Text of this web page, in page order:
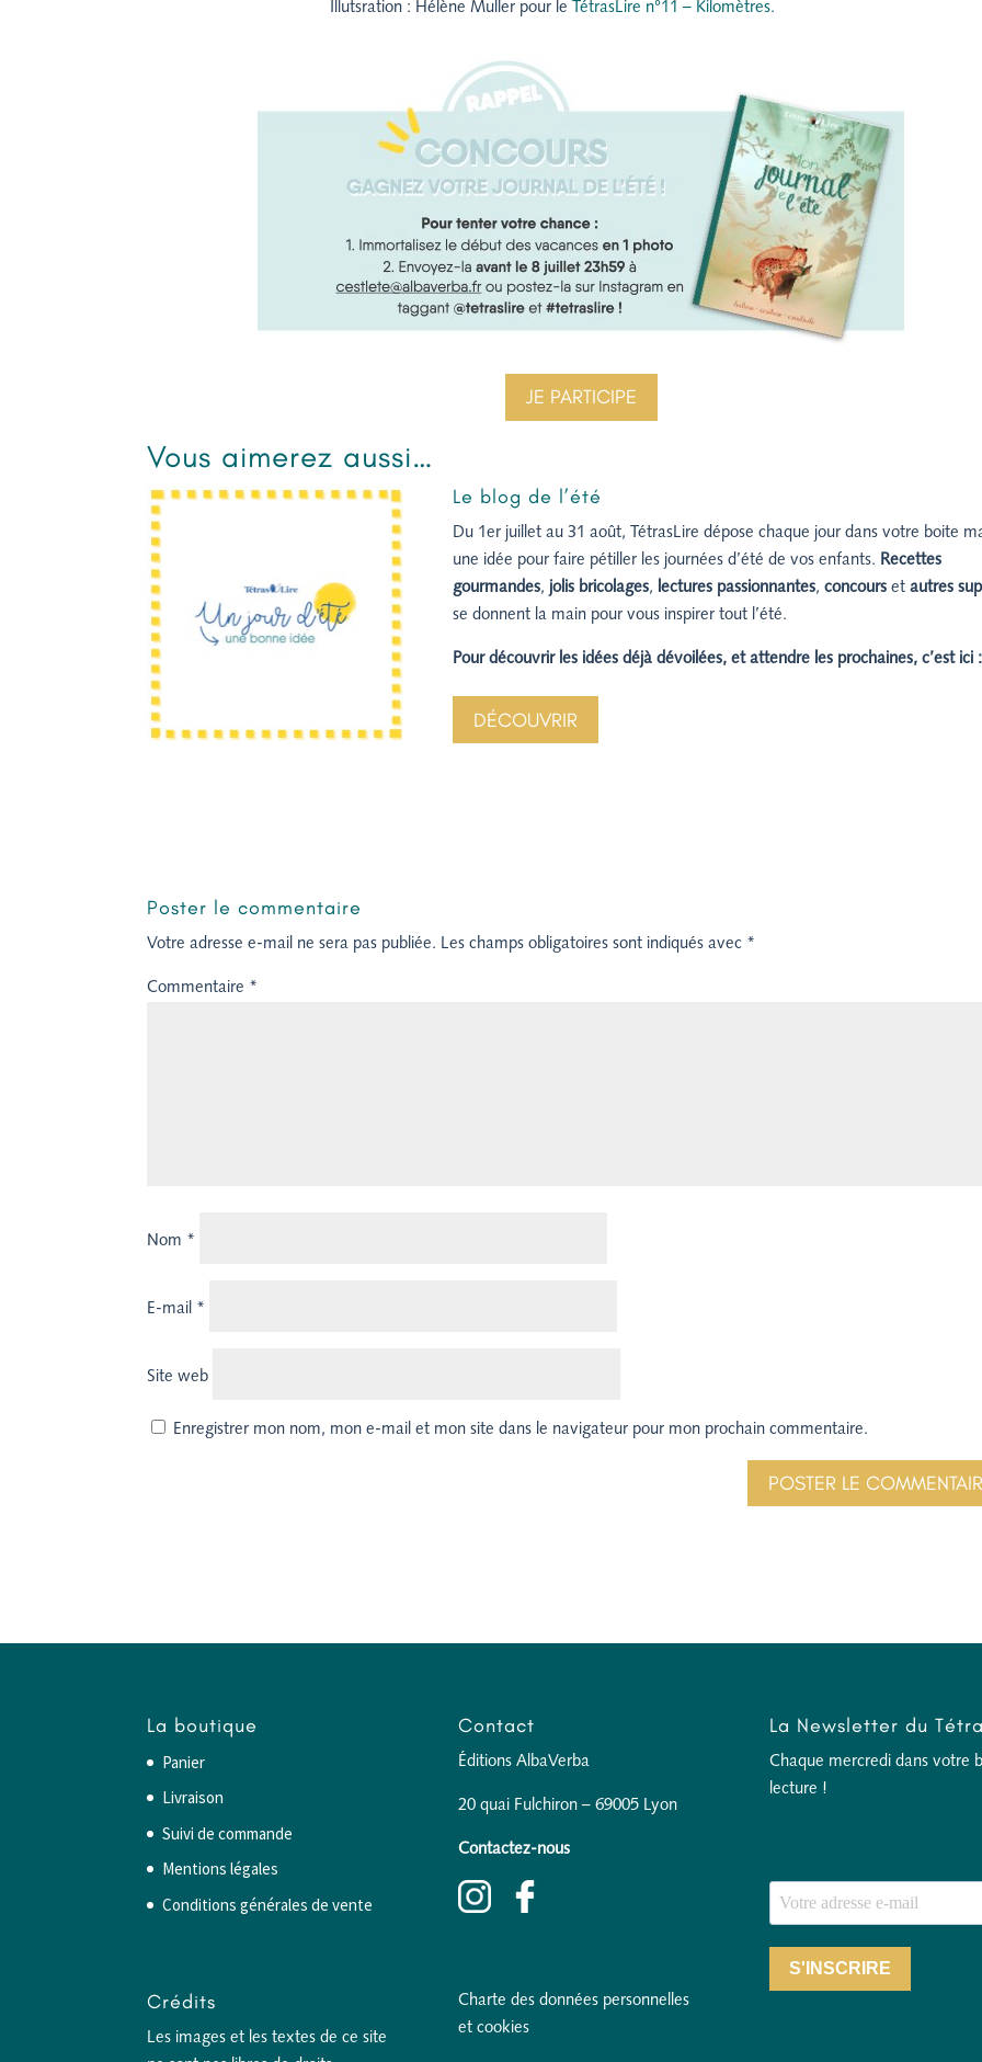
Illutsration : Hélène Muller pour le TétrasLire n°11 – Kilomètres.
JE PARTICIPE
Vous aimerez aussi…
Le blog de l’été
Du 1er juillet au 31 août, TétrasLire dépose chaque jour dans votre boite
une idée pour faire pétiller les journées d’été de vos enfants. Recettes
gourmandes, jolis bricolages, lectures passionnantes, concourset autres
se donnent la main pour vous inspirer tout l’été.
Pour découvrir les idées déjà dévoilées, et attendre les prochaines, c’est ici
DÉCOUVRIR
Poster le commentaire
Votre adresse e-mail ne sera pas publiée. Les champs obligatoires sont indiqués avec *
Commentaire *
Nom *
E-mail *
Site web
Enregistrer mon nom, mon e-mail et mon site dans le navigateur pour mon prochain commentaire.
La boutique
Panier
Livraison
Suivi de commande
Mentions légales
Conditions générales de vente
Crédits
Les images et les textes de ce site
Contact
Éditions AlbaVerba
20 quai Fulchiron – 69005 Lyon
Contactez-nous
Charte des données personnelles
et cookies
La Newsletter du
Chaque mercredi dans votre
lecture !
S'INSCRIRE